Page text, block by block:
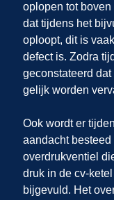
oplopen tot
dat tijdens het
oploopt, dit is
defect is. Zodra
geconstateerd
gelijk worden
Ook wordt er
aandacht besteed
overdrukventiel
druk in de cv-
bijgevuld. Het